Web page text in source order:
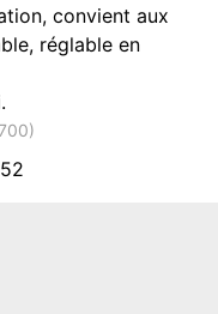
convient aux
réglable en